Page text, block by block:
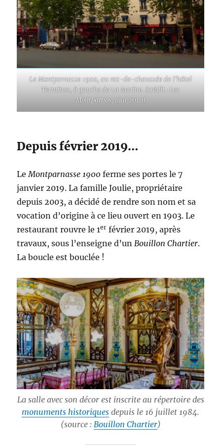
Le Montparnasse 1900, au rez-de-chaussée de l’hôtel
Terminus, à gauche de La Marine. (crédit : Les
Montparnos, mai 2010)
Depuis février 2019…
LeMontparnasse 1900 ferme ses portes le 7
janvier 2019. La famille Joulie, propriétaire
depuis 2003, a décidé de rendre son nom et sa
vocation d’origine à ce lieu ouvert en 1903. Le
restaurant rouvre le 1er février 2019, après
travaux, sous l’enseigne d’unBouillon Chartier.
La boucle est bouclée !
La salle avec son décor est inscrite au répertoire des
monuments historiques depuis le 16 juillet 1984.
(source : Bouillon Chartier)